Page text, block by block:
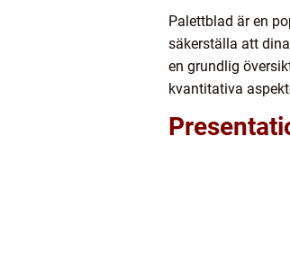
Palettblad är en
säkerställa att
en grundlig
kvantitativa